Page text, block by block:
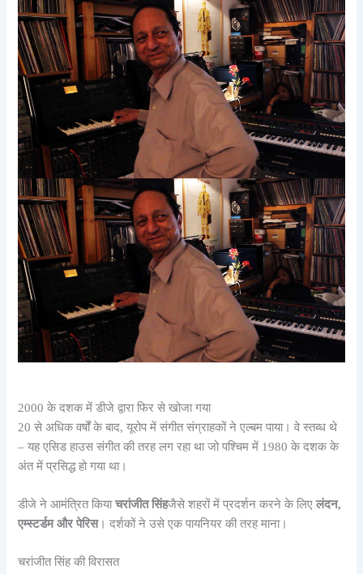
2000 के दशक में डीजे द्वारा फिर से खोजा गया
20 से अधिक वर्षों के बाद, यूरोप में संगीत संग्राहकों ने एल्बम पाया। वे स्तब्ध थे
– यह एसिड हाउस संगीत की तरह लग रहा था जो पश्चिम में 1980 के दशक के
अंत में प्रसिद्ध हो गया था।
डीजे ने आमंत्रित कियाचरांजीत सिंहजैसे शहरों में प्रदर्शन करने के लिएलंदन,
एम्स्टर्डम और पेरिस। दर्शकों ने उसे एक पायनियर की तरह माना।
चरांजीत सिंह की विरासत